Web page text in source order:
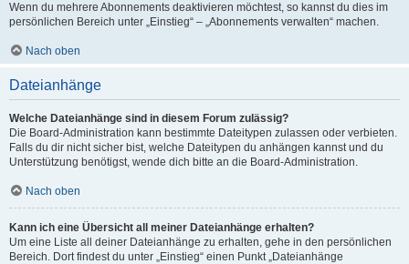
Wenn du mehrere Abonnements deaktivieren möchtest, so kannst du dies im
persönlichen Bereich unter „Einstieg“ – „Abonnements verwalten“ machen.
Nach oben
Dateianhänge
Welche Dateianhänge sind in diesem Forum zulässig?
Die Board-Administration kann bestimmte Dateitypen zulassen oder verbieten.
Falls du dir nicht sicher bist, welche Dateitypen du anhängen kannst und du
Unterstützung benötigst, wende dich bitte an die Board-Administration.
Nach oben
Kann ich eine Übersicht all meiner Dateianhänge erhalten?
Um eine Liste all deiner Dateianhänge zu erhalten, gehe in den persönlichen
Bereich. Dort findest du unter „Einstieg“ einen Punkt „Dateianhänge